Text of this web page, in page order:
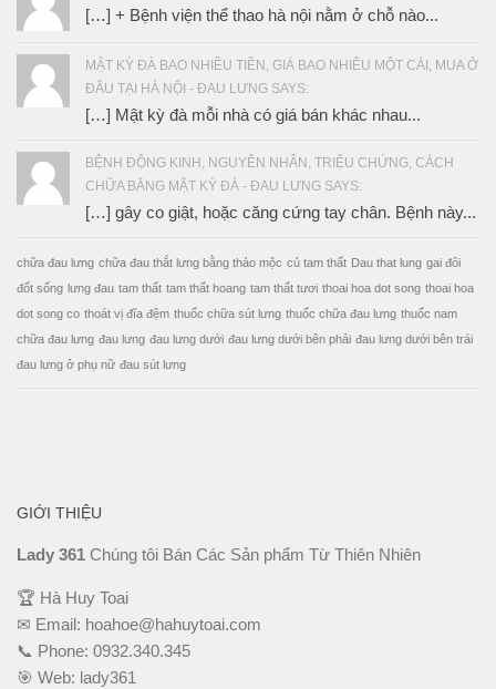
[…] + Bệnh viện thể thao hà nội nằm ở chỗ nào...
MẬT KỲ ĐÀ BAO NHIỀU TIỀN, GIÁ BAO NHIÊU MỘT CÁI, MUA Ở
ĐÂU TẠI HÀ NỘI - ĐAU LƯNG SAYS:
[…] Mật kỳ đà mỗi nhà có giá bán khác nhau...
BỆNH ĐỘNG KINH, NGUYÊN NHÂN, TRIỆU CHỨNG, CÁCH
CHỮA BẰNG MẬT KỲ ĐÀ - ĐAU LƯNG SAYS:
[…] gây co giật, hoặc căng cứng tay chân. Bệnh này...
chữa đau lưng chữa đau thắt lưng bằng thảo mộc củ tam thất Dau that lung gai đôi
đốt sống lưng đau tam thất tam thất hoang tam thất tươi thoai hoa dot song thoai hoa
dot song co thoát vị đĩa đệm thuốc chữa sút lưng thuốc chữa đau lưng thuốc nam
chữa đau lưng đau lưng đau lưng dưới đau lưng dưới bên phải đau lưng dưới bên trái
đau lưng ở phụ nữ đau sút lưng
GIỚI THIỆU
Lady 361 Chúng tôi Bán Các Sản phẩm Từ Thiên Nhiên
🏆 Hà Huy Toai
✉ Email: hoahoe@hahuytoai.com
📞 Phone: 0932.340.345
🎯 Web: lady361